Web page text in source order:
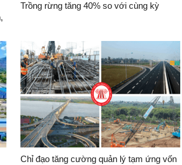
Trồng rừng tăng 40% so với cùng kỳ
Chỉ đạo tăng cường quản lý tạm ứng vốn